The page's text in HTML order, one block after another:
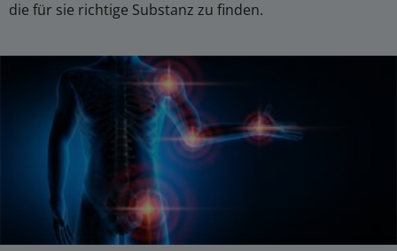
die für sie richtige Substanz zu finden.